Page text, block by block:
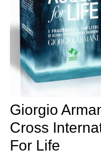
Giorgio
Cross
For Life